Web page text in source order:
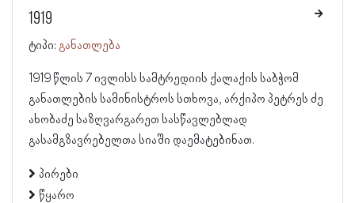
1919
ტიპი: განათლება
1919 წლის 7 ივლისს სამტრედიის ქალაქის საბჭომ
განათლების სამინისტროს სთხოვა, არქიპო პეტრეს ძე
ახობაძე საზღვარგარეთ სასწავლებლად
გასამგზავრებელთა სიაში დაემატებინათ.
პირები
წყარო